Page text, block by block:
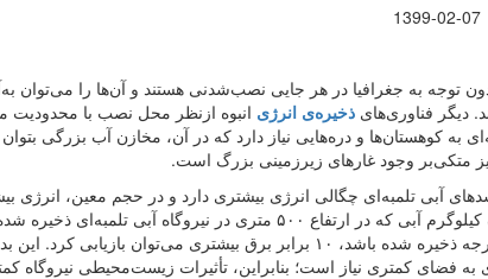
1399-02-07
توجه به جغرافیا در هر جایی نصب‌شدنی هستند و آن‌ها را می‌توان
دیگر فناوری‌های ذخیره‌ی انرژی انبوه ازنظر محل نصب با محدودیت
به کوهستان‌ها و دره‌هایی نیاز دارد که در آن، مخازن آب بزرگی بتوان
متکی‌بر وجود غارهای زیرزمینی بزرگ است.
آبی تلمبه‌ای چگالی انرژی بیشتری دارد و در حجم معین، انرژی
ذخیره می‌کند. به‌عنوان مثال، درمقایسه‌با یک کیلوگرم آبی که در ارتفاع ۵۰۰ متری در نیروگاه آبی تلمبه‌ای ذخیره
باشد، از یک کیلوگرم آبی که در دمای ۱۰۰ درجه ذخیره شده باشد، ۱۰ برابر برق بیشتری می‌توان بازیابی
فضای کمتری نیاز است؛ بنابراین، تأثیرات زیست‌محیطی نیروگاه